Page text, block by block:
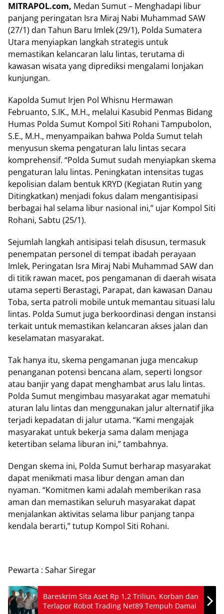
MITRAPOL.com, Medan Sumut – Menghadapi libur
panjang peringatan Isra Miraj Nabi Muhammad SAW
(27/1) dan Tahun Baru Imlek (29/1), Polda Sumatera
Utara menyiapkan langkah strategis untuk
memastikan kelancaran lalu lintas, terutama di
kawasan wisata yang diprediksi mengalami lonjakan
kunjungan.
Kapolda Sumut Irjen Pol Whisnu Hermawan
Februanto, S.IK., M.H., melalui Kasubid Penmas Bidang
Humas Polda Sumut Kompol Siti Rohani Tampubolon,
S.E., M.H., menyampaikan bahwa Polda Sumut telah
menyusun skema pengaturan lalu lintas secara
komprehensif. “Polda Sumut sudah menyiapkan skema
pengaturan lalu lintas. Peningkatan intensitas tugas
kepolisian dalam bentuk KRYD (Kegiatan Rutin yang
Ditingkatkan) menjadi fokus dalam mengantisipasi
berbagai hal selama libur nasional ini,” ujar Kompol Siti
Rohani, Sabtu (25/1).
Sejumlah langkah antisipasi telah disusun, termasuk
penempatan personel di tempat ibadah perayaan
Imlek, Peringatan Isra Miraj Nabi Muhammad SAW dan
di titik rawan macet, pos pengamanan di daerah wisata
utama seperti Berastagi, Parapat, dan kawasan Danau
Toba, serta patroli mobile untuk memantau situasi lalu
lintas. Polda Sumut juga berkoordinasi dengan instansi
terkait untuk memastikan kelancaran akses jalan dan
keselamatan masyarakat.
Tak hanya itu, skema pengamanan juga mencakup
penanganan potensi bencana alam, seperti longsor
atau banjir yang dapat menghambat arus lalu lintas.
Polda Sumut mengimbau masyarakat agar mematuhi
aturan lalu lintas dan menggunakan jalur alternatif jika
terjadi kepadatan di jalur utama. “Kami mengajak
masyarakat untuk bekerja sama dalam menjaga
ketertiban selama liburan ini,” tambahnya.
Dengan skema ini, Polda Sumut berharap masyarakat
dapat menikmati masa libur dengan aman dan
nyaman. “Komitmen kami adalah memberikan rasa
aman dan memastikan seluruh masyarakat dapat
menjalankan aktivitas selama libur panjang tanpa
kendala berarti,” tutup Kompol Siti Rohani.
Pewarta : Sahar Siregar
Bareskrim Sita Aset Rp 1,2 Triliun, Korban dan
Terlapor Robot Trading Net89 Tempuh Damai